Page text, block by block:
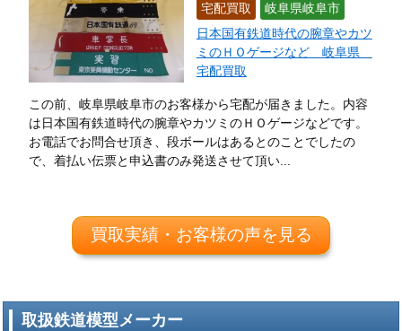
宅配買取
岐阜県岐阜市
日本国有鉄道時代の腕章やカツ
ミのＨＯゲージなど 岐阜県
宅配買取
この前、岐阜県岐阜市のお客様から宅配が届きました。内容
は日本国有鉄道時代の腕章やカツミのＨＯゲージなどです。
お電話でお問合せ頂き、段ボールはあるとのことでしたの
で、着払い伝票と申込書のみ発送させて頂い...
買取実績・お客様の声を見る
取扱鉄道模型メーカー